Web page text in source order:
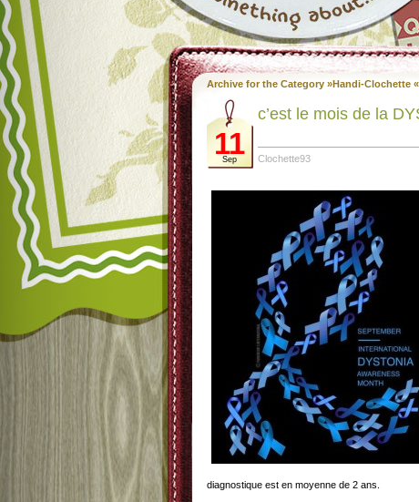
Archive for the Category »Handi-Clochette «
11
Sep
c’est le mois de la
Clochette93
diagnostique est en moyenne de 2 ans.